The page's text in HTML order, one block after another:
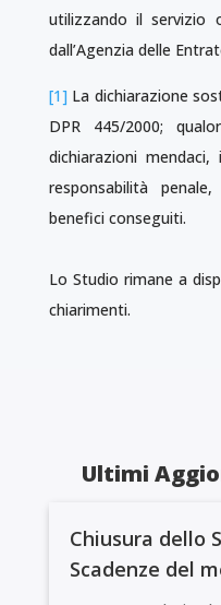
utilizzando il servizio
dall’Agenzia delle
[1] La dichiarazione
DPR 445/2000;
dichiarazioni
responsabilità
benefici conseguiti.
Lo Studio rimane a
chiarimenti.
Ultimi
Chiusura dello
Scadenze del